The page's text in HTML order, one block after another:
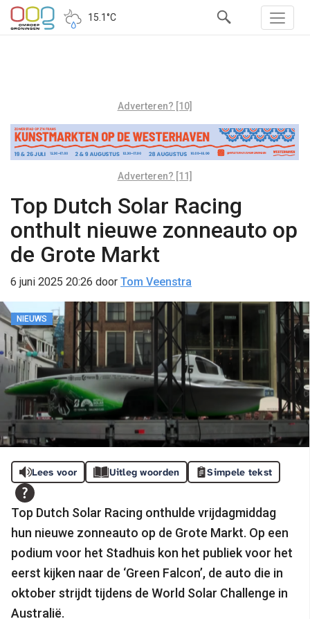
15.1°C
Adverteren? [10]
Adverteren? [11]
Top Dutch Solar Racing
onthult nieuwe zonneauto op
de Grote Markt
6 juni 2025 20:26 door Tom Veenstra
NIEUWS
Lees voor Uitleg woorden Simpele tekst
Top Dutch Solar Racing onthulde vrijdagmiddag
hun nieuwe zonneauto op de Grote Markt. Op een
podium voor het Stadhuis kon het publiek voor het
eerst kijken naar de ‘Green Falcon’, de auto die in
oktober strijdt tijdens de World Solar Challenge in
Australië.